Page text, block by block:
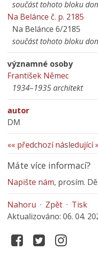
součást tohoto bloku
Na Belánce č. p. 2185
Na Belánce 6/2185
součást tohoto bloku
významné osoby
František Němec
1934–1935 architekt
autor
DM
«« předchozí následující
Máte více informací?
Napište nám, prosím.
Nahoru · Zpět · Tisk
Aktualizováno: 06. 04.